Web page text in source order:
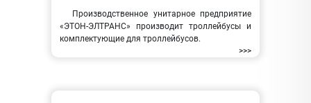
Производственное унитарное предприятие
«ЭТОН-ЭЛТРАНС» производит троллейбусы и
комплектующие для троллейбусов.
>>>